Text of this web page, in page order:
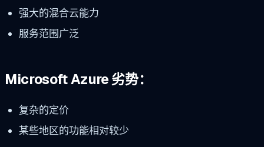
强大的混合云能力
服务范围广泛
Microsoft Azure 劣势：
复杂的定价
某些地区的功能相对较少